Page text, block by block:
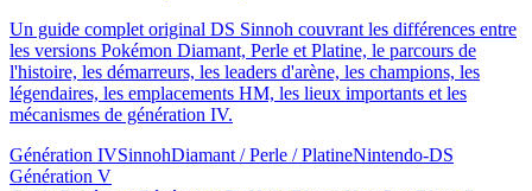
Un guide complet original DS Sinnoh couvrant les différences entre
les versions Pokémon Diamant, Perle et Platine, le parcours de
l'histoire, les démarreurs, les leaders d'arène, les champions, les
légendaires, les emplacements HM, les lieux importants et les
mécanismes de génération IV.
Génération IVSinnohDiamant / Perle / PlatineNintendo-DS
Génération V